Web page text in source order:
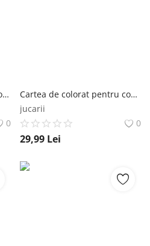
Carte Balonase vesele. Si noi putem sa organizam o petrecere! Editura Litera
0
Cartea de colorat pentru copii foarte mici. Animale Editura Litera
jucarii
0
29,99 Lei